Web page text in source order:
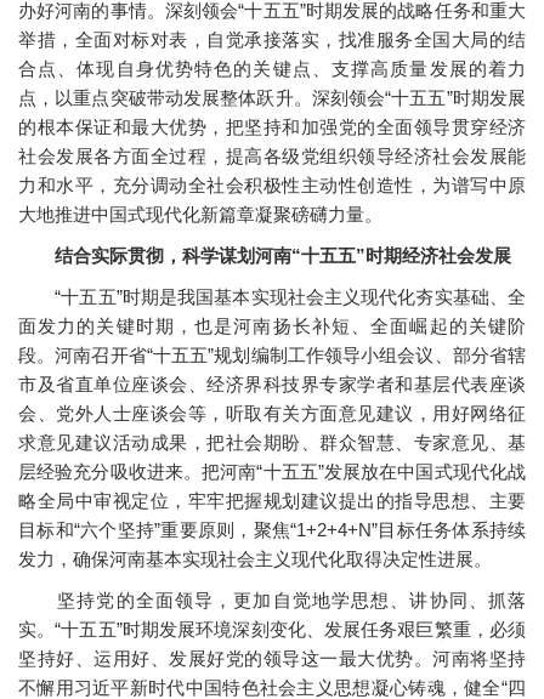
办好河南的事情。深刻领会“十五五”时期发展的战略任务和重大
举措，全面对标对表，自觉承接落实，找准服务全国大局的结
合点、体现自身优势特色的关键点、支撑高质量发展的着力
点，以重点突破带动发展整体跃升。深刻领会“十五五”时期发展
的根本保证和最大优势，把坚持和加强党的全面领导贯穿经济
社会发展各方面全过程，提高各级党组织领导经济社会发展能
力和水平，充分调动全社会积极性主动性创造性，为谱写中原
大地推进中国式现代化新篇章凝聚磅礴力量。
结合实际贯彻，科学谋划河南“十五五”时期经济社会发展
“十五五”时期是我国基本实现社会主义现代化夯实基础、全
面发力的关键时期，也是河南扬长补短、全面崛起的关键阶
段。河南召开省“十五五”规划编制工作领导小组会议、部分省辖
市及省直单位座谈会、经济界科技界专家学者和基层代表座谈
会、党外人士座谈会等，听取有关方面意见建议，用好网络征
求意见建议活动成果，把社会期盼、群众智慧、专家意见、基
层经验充分吸收进来。把河南“十五五”发展放在中国式现代化战
略全局中审视定位，牢牢把握规划建议提出的指导思想、主要
目标和“六个坚持”重要原则，聚焦“1+2+4+N”目标任务体系持续
发力，确保河南基本实现社会主义现代化取得决定性进展。
坚持党的全面领导，更加自觉地学思想、讲协同、抓落
实。“十五五”时期发展环境深刻变化、发展任务艰巨繁重，必须
坚持好、运用好、发展好党的领导这一最大优势。河南将坚持
不懈用习近平新时代中国特色社会主义思想凝心铸魂，健全“四